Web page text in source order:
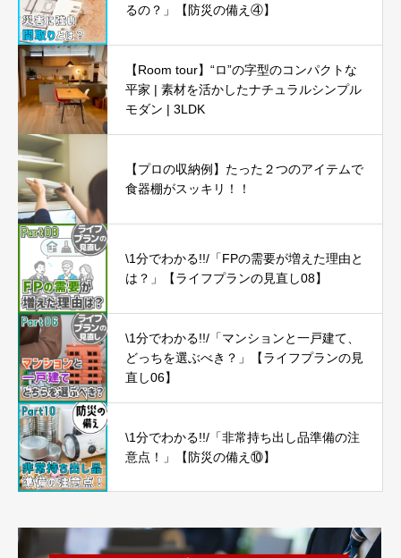
るの？」【防災の備え④】
【Room tour】“ロ”の字型のコンパクトな
平家 | 素材を活かしたナチュラルシンプル
モダン | 3LDK
【プロの収納例】たった２つのアイテムで
食器棚がスッキリ！！
\1分でわかる!!/「FPの需要が増えた理由と
は？」【ライフプランの見直し08】
\1分でわかる!!/「マンションと一戸建て、
どっちを選ぶべき？」【ライフプランの見
直し06】
\1分でわかる!!/「非常持ち出し品準備の注
意点！」【防災の備え⑩】